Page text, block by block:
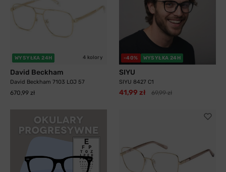
WYSYŁKA 24H 4 kolory
David Beckham
David Beckham 7103 LOJ 57
670,99 zł
-40% WYSYŁKA 24H
SIYU
SIYU 8427 C1
41,99 zł 69,99 zł